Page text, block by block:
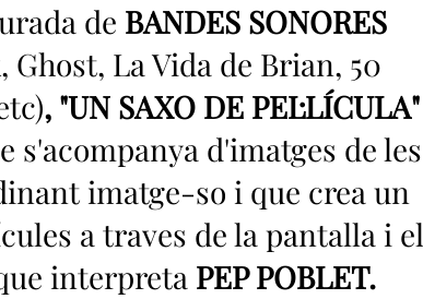
de BANDES SONORES
Ghost, La Vida de Brian, 50
, "UN SAXO DE PEL·LÍCULA"
s'acompanya d'imatges de les
imatge-so i que crea un
a traves de la pantalla i el
interpreta PEP POBLET.